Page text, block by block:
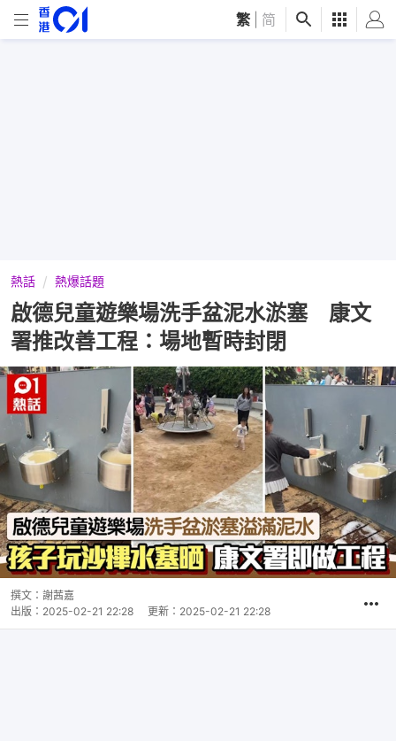
繁 简
熱話 熱爆話題
啟德兒童遊樂場洗手盆泥水淤塞 康文
署推改善工程：場地暫時封閉
撰文： 謝茜嘉
出版： 2025-02-21 22:28 更新： 2025-02-21 22:28